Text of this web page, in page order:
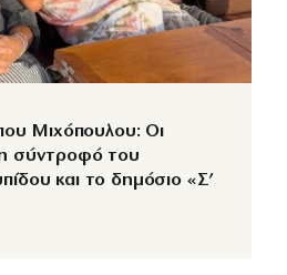
Μιχόπουλου: Οι
σύντροφό του
και το δημόσιο «Σ’